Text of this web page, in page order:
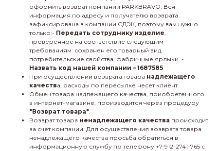
оформить возврат компании PARKBRAVO. Вся
информация по адресу и получателю возврата
зафиксирована в компании СДЭК, поэтому вам нужно
только:- Передать сотруднику изделие,
проверенное на соответствие следующим
требованиям: сохранен его товарный вид,
потребительские свойства, фабричные ярлыки. -
Назвать код нашей компании – 1687585
При осуществлении возврата товара надлежащего
качества, расходы по пересылке несет клиент.
Обмен товара надлежащего качества, приобретенного
в интернет-магазине, производится через процедуру
"Возврат товара".
Возврат товара ненадлежащего качества происходит
за счет компании. Для осуществления возврата товара
ненадлежащего качества просьба обратиться в
информационную службу по телефону +7-912-2741-765 с